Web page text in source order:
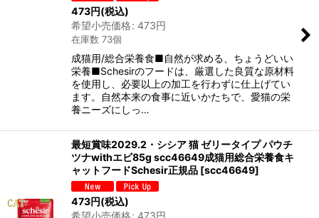
473円(税込)
希望小売価格: 473円
在庫数 73個
成猫用/総合栄養食■自然が求める、ちょうどいい
栄養■Schesirのフードは、厳選した良質な原材料
を使用し、必要以上の加工を行わずに仕上げてい
ます。自然本来の食事に近いかたちで、愛猫の栄
養ニーズにしっ…
最短賞味2029.2・シシア 猫 ゼリータイプ パウチ
ツナwithエビ85g scc46649成猫用総合栄養食キ
ャットフードSchesir正規品 [scc46649]
473円(税込)
希望小売価格: 473円